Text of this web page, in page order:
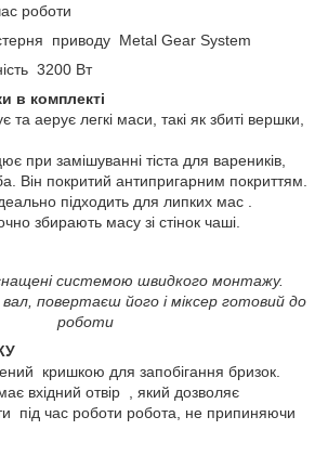
роботи
приводу Metal Gear System
3200 Вт
в комплекті
та аерує легкі маси, такі як збиті вершки,
при замішуванні тіста для вареників,
Він покритий антипригарним покриттям.
підходить для липких мас .
збирають масу зі стінок чаші.
системою швидкого монтажу.
повертаєш його і міксер готовий до
роботи
кришкою для запобігання бризок.
вхідний отвір , який дозволяє
під час роботи робота, не припиняючи